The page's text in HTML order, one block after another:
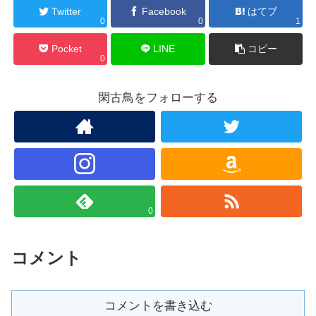
Twitter
0
Facebook
0
はてブ
1
Pocket
0
LINE コピー
閑古鳥をフォローする
0
コメント
コメントを書き込む